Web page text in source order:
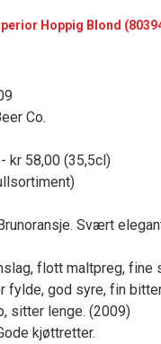
Hoppig Blond
Co.
kr 58,00 (35,5cl)
Svært
flott maltpreg, fine
fylde, god syre, fin
sitter lenge. (2009)
kjøttretter.